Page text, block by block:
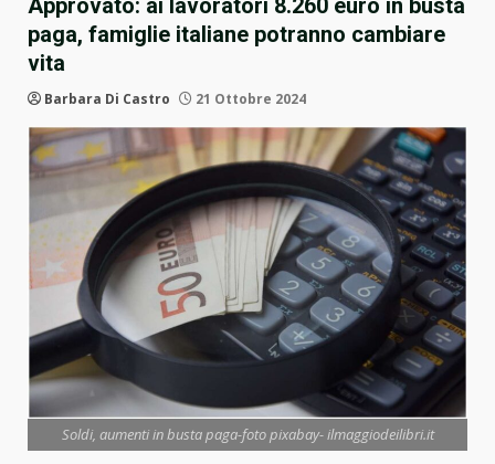
Approvato: ai lavoratori 8.260 euro in busta
paga, famiglie italiane potranno cambiare
vita
Barbara Di Castro 21 Ottobre 2024
Soldi, aumenti in busta paga-foto pixabay- ilmaggiodeilibri.it